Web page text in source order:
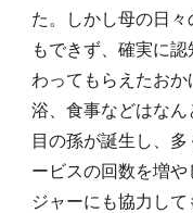
た。しかし母の日
もできず、確実に
わってもらえたお
浴、食事などはな
目の孫が誕生し、
ービスの回数を増
ジャーにも協力し